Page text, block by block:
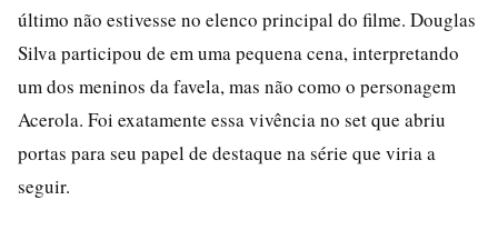
último não estivesse no elenco principal do filme. Douglas
Silva participou de em uma pequena cena, interpretando
um dos meninos da favela, mas não como o personagem
Acerola. Foi exatamente essa vivência no set que abriu
portas para seu papel de destaque na série que viria a
seguir.